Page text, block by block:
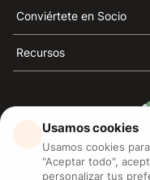
Conviértete en Socio
Recursos
3Bee es el referente
las
Usamos cookies
Usamos cookies
"Aceptar todo",
personalizar tus